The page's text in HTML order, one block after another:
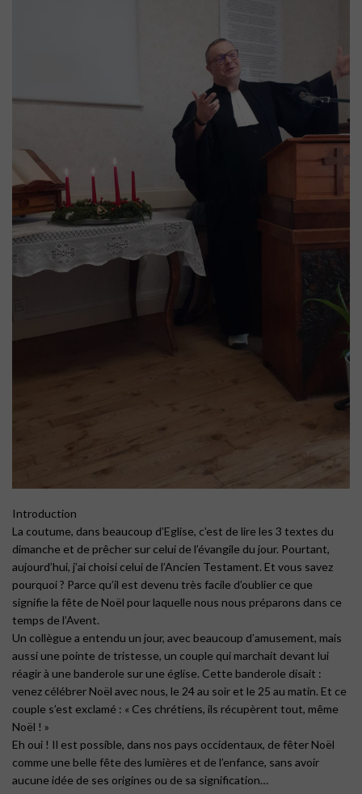
Introduction
La coutume, dans beaucoup d’Eglise, c’est de lire les 3 textes du
dimanche et de prêcher sur celui de l’évangile du jour. Pourtant,
aujourd’hui, j’ai choisi celui de l’Ancien Testament. Et vous savez
pourquoi ? Parce qu’il est devenu très facile d’oublier ce que
signifie la fête de Noël pour laquelle nous nous préparons dans ce
temps de l’Avent.
Un collègue a entendu un jour, avec beaucoup d’amusement, mais
aussi une pointe de tristesse, un couple qui marchait devant lui
réagir à une banderole sur une église. Cette banderole disait :
venez célébrer Noël avec nous, le 24 au soir et le 25 au matin. Et ce
couple s’est exclamé : « Ces chrétiens, ils récupèrent tout, même
Noël ! »
Eh oui ! Il est possible, dans nos pays occidentaux, de fêter Noël
comme une belle fête des lumières et de l’enfance, sans avoir
aucune idée de ses origines ou de sa signification…